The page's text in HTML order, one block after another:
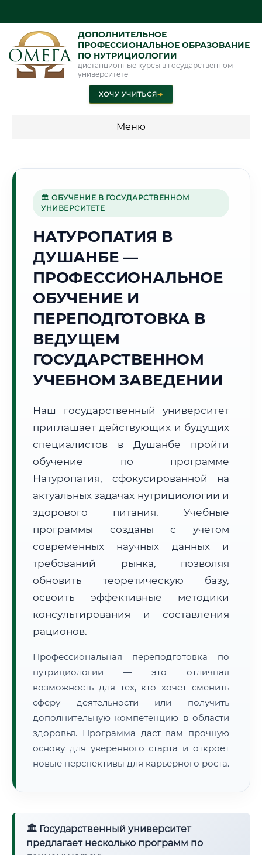
ДОПОЛНИТЕЛЬНОЕ
ПРОФЕССИОНАЛЬНОЕ ОБРАЗОВАНИЕ
ПО НУТРИЦИОЛОГИИ
дистанционные курсы в государственном
университете
ХОЧУ УЧИТЬСЯ➜
Меню
🏔️
Г. ДУШАНБЕ
01:32:57
2026 г.
Погода в г. Душанбе:
🌅 Восход: 05:31 🌇 Закат:19:30
Субъект:
Республика Таджикистан
+992 (37)
Часовой пояс:
Формат учебы:
Дистанционно
🗺️ Зона обслуживания: г. Душанбе
• Маршрут транзита:~2 119 км
📜 Документы и аккредитация
🔍Нажмите на документ для увеличения и просмотра
🏛 ОБУЧЕНИЕ В ГОСУДАРСТВЕННОМ
УНИВЕРСИТЕТЕ
НАТУРОПАТИЯ В
ДУШАНБЕ —
ПРОФЕССИОНАЛЬНОЕ
ОБУЧЕНИЕ И
ПЕРЕПОДГОТОВКА В
ВЕДУЩЕМ
ГОСУДАРСТВЕННОМ
УЧЕБНОМ ЗАВЕДЕНИИ
Наш государственный университет
приглашает действующих и будущих
специалистов в Душанбе пройти
обучение по программе
Натуропатия, сфокусированной на
актуальных задачах нутрициологии и
здорового питания. Учебные
программы созданы с учётом
современных научных данных и
требований рынка, позволяя
обновить теоретическую базу,
освоить эффективные методики
консультирования и составления
рационов.
Профессиональная переподготовка по
нутрициологии — это отличная
возможность для тех, кто хочет сменить
сферу деятельности или получить
дополнительную компетенцию в области
здоровья. Программа даст вам прочную
основу для уверенного старта и откроет
новые перспективы для карьерного роста.
🏛 Государственный университет
предлагает несколько программ по